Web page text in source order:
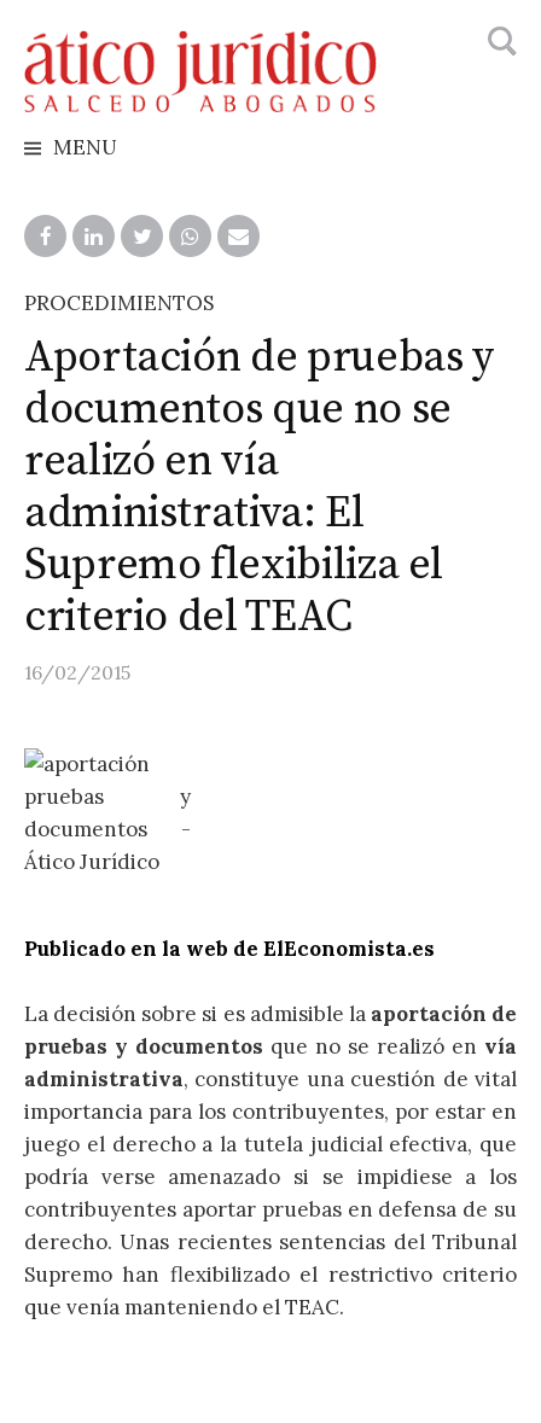
to
content
MENU
PROCEDIMIENTOS
Aportación de pruebas y
documentos que no se
realizó en vía
administrativa: El
Supremo flexibiliza el
criterio del TEAC
16/02/2015
Publicado en la web de ElEconomista.es
La decisión sobre si es admisible la aportación de
pruebas y documentos que no se realizó en vía
administrativa, constituye una cuestión de vital
importancia para los contribuyentes, por estar en
juego el derecho a la tutela judicial efectiva, que
podría verse amenazado si se impidiese a los
contribuyentes aportar pruebas en defensa de su
derecho. Unas recientes sentencias del Tribunal
Supremo han flexibilizado el restrictivo criterio
que venía manteniendo el TEAC.